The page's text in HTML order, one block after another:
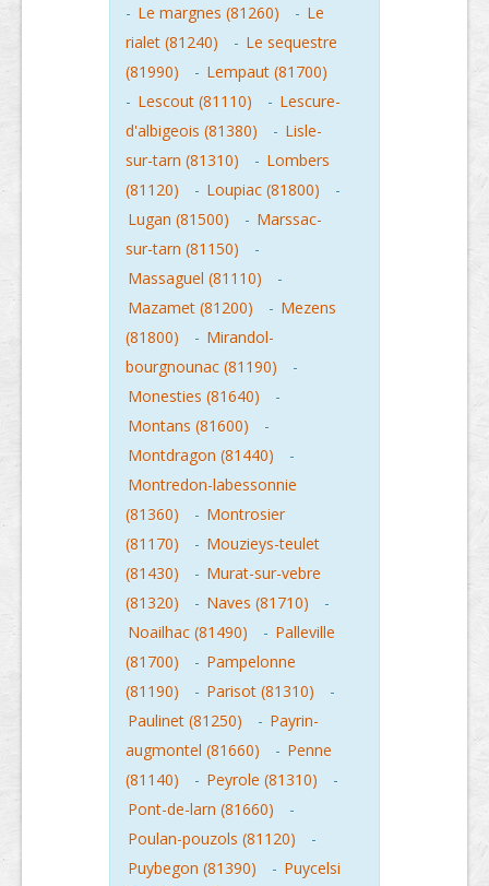
- Le margnes (81260) - Le
rialet (81240)
- Le sequestre
(81990)
- Lempaut (81700)
- Lescout (81110) - Lescure-
d'albigeois (81380)
- Lisle-
sur-tarn (81310)
- Lombers
(81120)
- Loupiac (81800)
-
Lugan (81500)
- Marssac-
sur-tarn (81150)
-
Massaguel (81110)
-
Mazamet (81200)
- Mezens
(81800)
- Mirandol-
bourgnounac (81190)
-
Monesties (81640)
-
Montans (81600)
-
Montdragon (81440)
-
Montredon-labessonnie
(81360)
- Montrosier
(81170)
- Mouzieys-teulet
(81430)
- Murat-sur-vebre
(81320)
- Naves (81710)
-
Noailhac (81490)
- Palleville
(81700)
- Pampelonne
(81190)
- Parisot (81310)
-
Paulinet (81250)
- Payrin-
augmontel (81660)
- Penne
(81140)
- Peyrole (81310)
-
Pont-de-larn (81660)
-
Poulan-pouzols (81120)
-
Puybegon (81390)
- Puycelsi